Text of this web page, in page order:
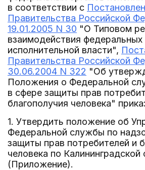
в соответствии с
Правительства Российской
19.01.2005 N 30 "О Типовом
взаимодействия федеральных
исполнительной власти",
Правительства Российской
30.06.2004 N 322 "Об
Положения о Федеральной
в сфере защиты прав
благополучия человека"
1. Утвердить положение об
Федеральной службы по
защиты прав потребителей и
человека по Калининградской
(Приложение).